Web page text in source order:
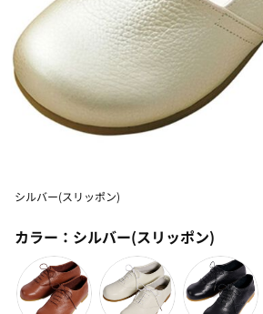
シルバー(スリッポン)
カラー： シルバー(スリッポン)